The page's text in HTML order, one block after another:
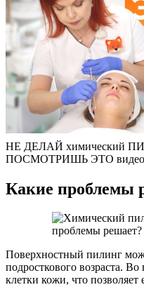
НЕ ДЕЛАЙ химический
ПОСМОТРИШЬ ЭТО
Какие проблемы
Поверхностный пилинг
подросткового возраста.
клетки кожи, что позволяет